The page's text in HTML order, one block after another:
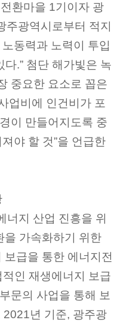
환마을 1기이자 광
주광역시로부터 적지
동력과 노력이 투입
.” 첨단 해가빛은 녹
중요한 요소로 꼽은
업비에 인건비가 포
이 만들어지도록 중
야 할 것”을 언급한
너지 산업 진흥을 위
을 가속화하기 위한
급을 통한 에너지전
인 재생에너지 보급
문의 사업을 통해 보
년 기준, 광주광